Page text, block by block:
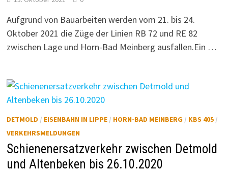
Aufgrund von Bauarbeiten werden vom 21. bis 24.
Oktober 2021 die Züge der Linien RB 72 und RE 82
zwischen Lage und Horn-Bad Meinberg ausfallen.Ein …
DETMOLD / EISENBAHN IN LIPPE/ HORN-BAD MEINBERG/ KBS 405/
VERKEHRSMELDUNGEN
Schienenersatzverkehr zwischen Detmold
und Altenbeken bis 26.10.2020